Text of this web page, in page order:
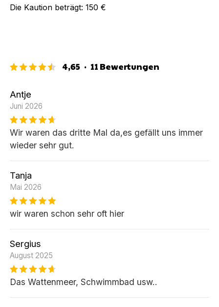
Die Kaution beträgt: 150 €
4,65 · 11 Bewertungen
Antje
Juni 2026
Wir waren das dritte Mal da,es gefällt uns immer
wieder sehr gut.
Tanja
Mai 2026
wir waren schon sehr oft hier
Sergius
August 2025
Das Wattenmeer, Schwimmbad usw..